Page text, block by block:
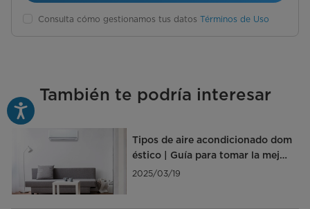
Consulta cómo gestionamos tus datos Términos de Uso
También te podría interesar
Tipos de aire acondicionado dom
éstico | Guía para tomar la mejor
decisión
2025/03/19